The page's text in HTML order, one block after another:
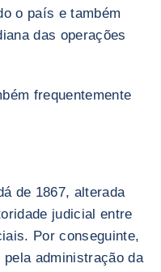
o país e também
das operações
frequentemente
de 1867, alterada
judicial entre
Por conseguinte,
administração da